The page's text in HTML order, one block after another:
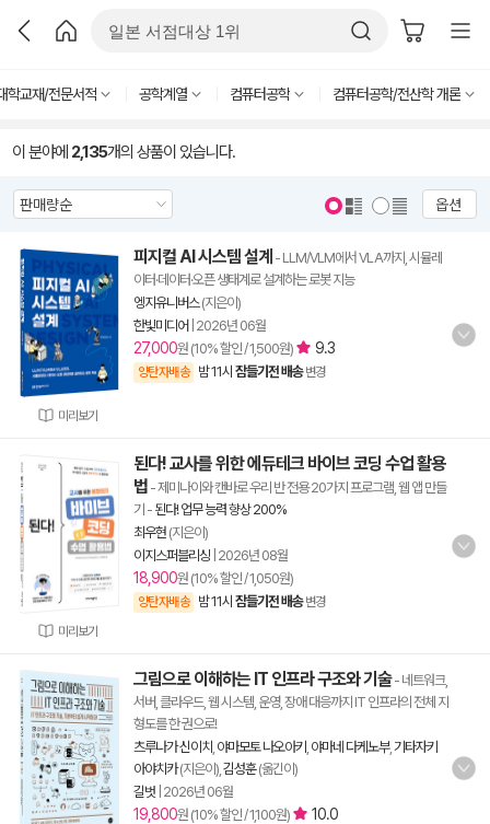
학교재/전문서적 공학계열 컴퓨터공학 컴퓨터공학/전산학 개론
이 분야에 2,135개의 상품이 있습니다.
옵션
미리보기
피지컬 AI 시스템 설계 - LLM/VLM에서 VLA까지, 시뮬레
이터·데이터·오픈 생태계로 설계하는 로봇 지능
엥지유니버스(지은이)
한빛미디어 2026년 06월
27,000원 (10% 할인 / 1,500원) 9.3
양탄자배송 밤 11시 잠들기전 배송 변경
미리보기
된다! 교사를 위한 에듀테크 바이브 코딩 수업 활용
법 - 제미나이와 캔바로 우리 반 전용 20가지 프로그램, 웹 앱 만들
기 - 된다! 업무 능력 향상 200%
최우현 (지은이)
이지스퍼블리싱 2026년 08월
18,900원 (10% 할인 / 1,050원)
양탄자배송 밤 11시 잠들기전 배송 변경
그림으로 이해하는 IT 인프라 구조와 기술- 네트워크,
서버, 클라우드, 웹 시스템, 운영, 장애 대응까지 IT 인프라의 전체 지
형도를 한 권으로!
츠루나가 신이치 야마모토 나오아키 야마네 다케노부, 기타자키
아야치카(지은이), 김성훈(옮긴이)
길벗 2026년 06월
19,800원 (10% 할인 / 1,100원) 10.0